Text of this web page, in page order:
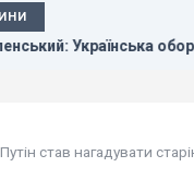
збільшити